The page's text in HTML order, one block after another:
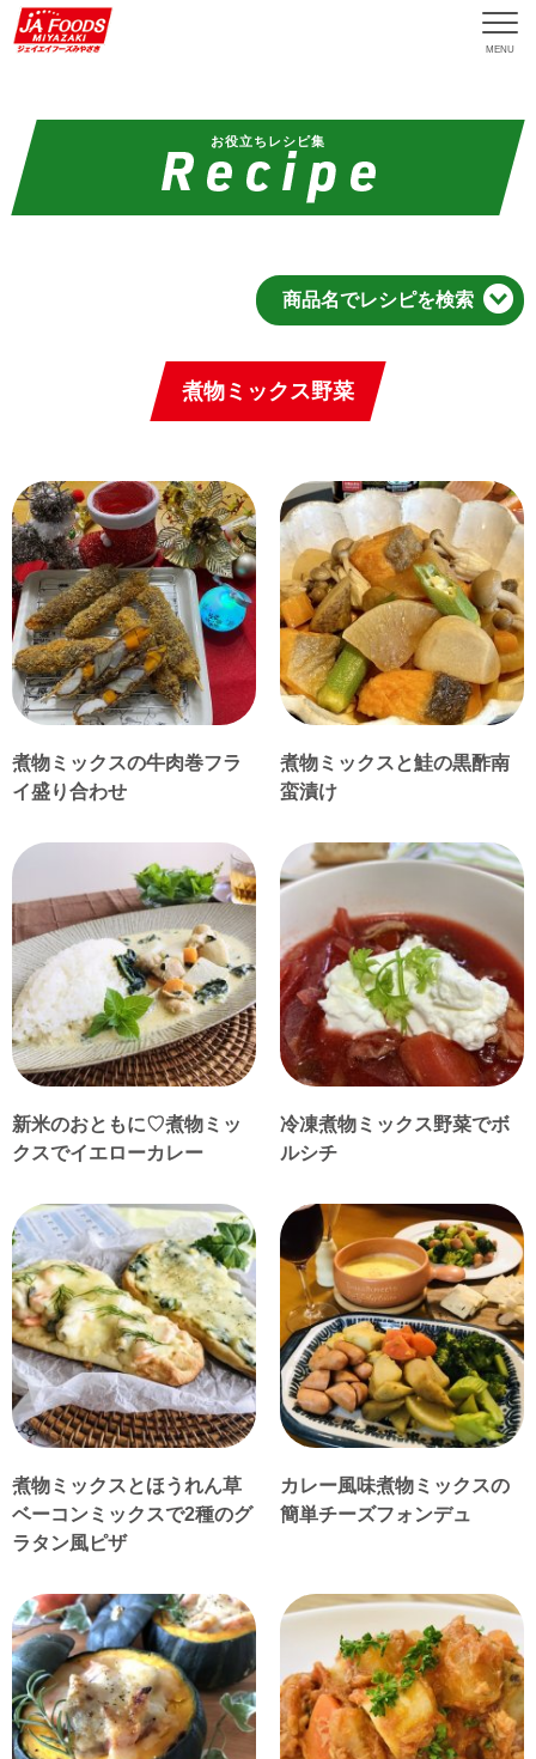
MENU
お役立ちレシピ集
商品名でレシピを検索
煮物ミックス野菜
煮物ミックスの牛肉巻フラ
イ盛り合わせ
煮物ミックスと鮭の黒酢南
蛮漬け
新米のおともに♡煮物ミッ
クスでイエローカレー
冷凍煮物ミックス野菜でボ
ルシチ
煮物ミックスとほうれん草
ベーコンミックスで2種のグ
ラタン風ピザ
カレー風味煮物ミックスの
簡単チーズフォンデュ